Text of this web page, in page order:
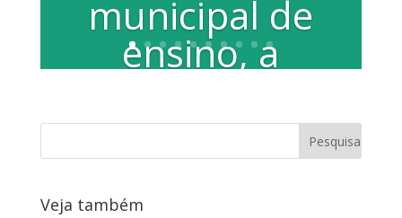
municipal de
ensino, a
escola
Veja também